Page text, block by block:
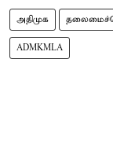
அதிமுக
ADMKMLA